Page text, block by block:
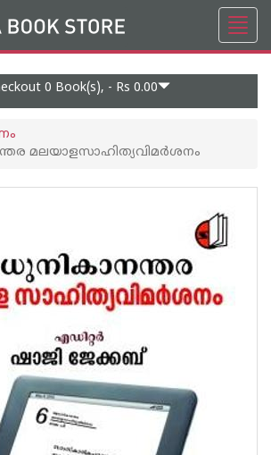
0 Book(s), - Rs 0.00
മലയാളസാഹിത്യവിമര്‍ശനം